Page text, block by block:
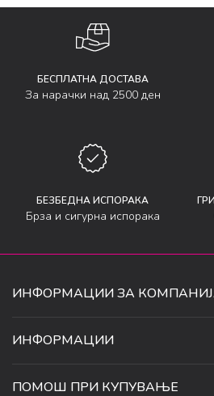
БЕСПЛАТНА ДОСТАВА
За нарачки над 2500 ден
БЕЗБЕДНА ИСПОРАКА
Брза и сигурна испорака
ИНФОРМАЦИИ ЗА
ИНФОРМАЦИИ
ПОМОШ ПРИ КУПУВАЊЕ